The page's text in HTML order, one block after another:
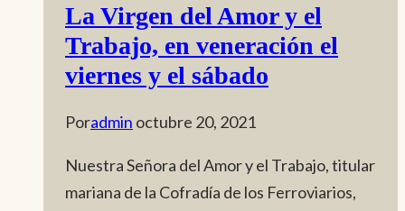
La Virgen del Amor y el
Trabajo, en veneración el
viernes y el sábado
Poradmin octubre 20, 2021
Nuestra Señora del Amor y el Trabajo, titular
mariana de la Cofradía de los Ferroviarios,